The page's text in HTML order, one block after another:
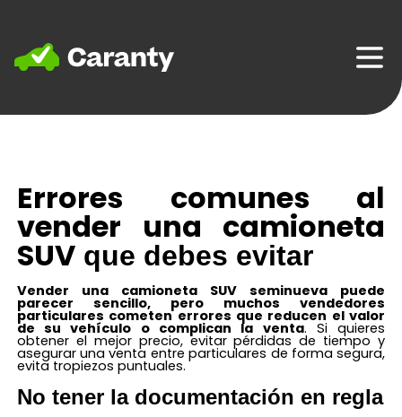
Home
Errores comunes al
vender una camioneta
SUVque debes evitar
Vender unacamioneta SUV seminueva puede
parecer sencillo, pero muchos vendedores
particulares cometen errores que reducen el valor
de su vehículo o complican la venta. Si quieres
obtener el mejor precio, evitar pérdidas de tiempo y
asegurar una venta entre particulares de forma segura,
evita tropiezos puntuales.
No tener la documentación en regla